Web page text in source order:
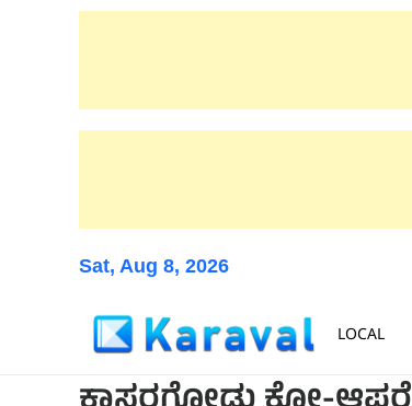
Sat, Aug 8, 2026
LOCAL